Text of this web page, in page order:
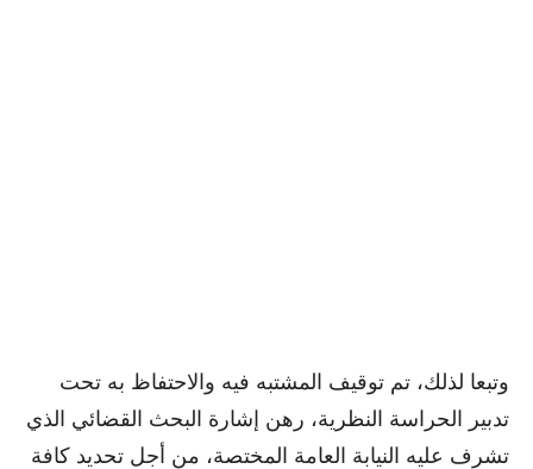
وتبعا لذلك، تم توقيف المشتبه فيه والاحتفاظ به تحت
تدبير الحراسة النظرية، رهن إشارة البحث القضائي الذي
تشرف عليه النيابة العامة المختصة، من أجل تحديد كافة